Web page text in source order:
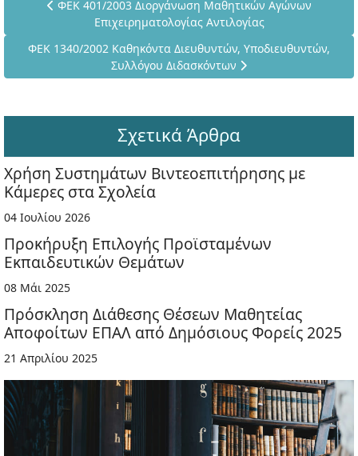
Προηγούμενο άρθρο: ΦΕΚ 401/2003 Διοργάνωση
ΦΕΚ 401/2003 Διοργάνωση Μαθητικών Αγώνων
Επιχειρηματολογίας Αντιλογίας
Επόμενο άρθρο: ΦΕΚ 1340/2002 Καθηκόντα Διευθυντών,
ΦΕΚ 1340/2002 Καθηκόντα Διευθυντών, Υποδιευθυντών,
Συλλόγου Διδασκόντων
Σχετικά Άρθρα
Χρήση Συστημάτων Βιντεοεπιτήρησης με
Κάμερες στα Σχολεία
04 Ιουλίου 2026
Προκήρυξη Επιλογής Προϊσταμένων
Εκπαιδευτικών Θεμάτων
08 Μάι 2025
Πρόσκληση Διάθεσης Θέσεων Μαθητείας
Αποφοίτων ΕΠΑΛ από Δημόσιους Φορείς 2025
21 Απριλίου 2025